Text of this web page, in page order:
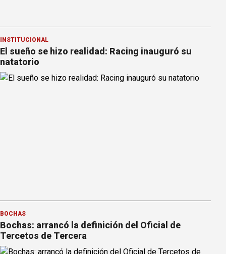
INSTITUCIONAL
El sueño se hizo realidad: Racing inauguró su
natatorio
BOCHAS
Bochas: arrancó la definición del Oficial de
Tercetos de Tercera